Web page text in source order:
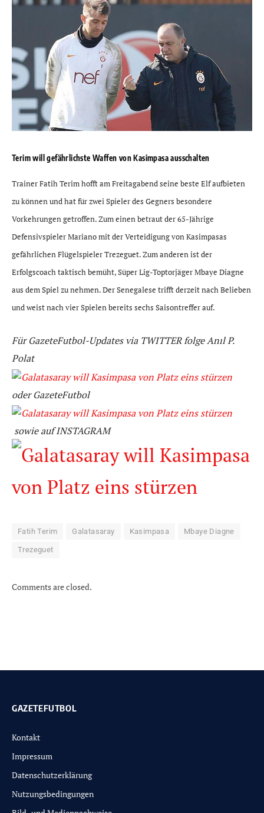
Terim will gefährlichste Waffen von Kasimpasa ausschalten
Trainer Fatih Terim hofft am Freitagabend seine beste Elf aufbieten
zu können und hat für zwei Spieler des Gegners besondere
Vorkehrungen getroffen. Zum einen betraut der 65-Jährige
Defensivspieler Mariano mit der Verteidigung von Kasimpasas
gefährlichen Flügelspieler Trezeguet. Zum anderen ist der
Erfolgscoach taktisch bemüht, Süper Lig-Toptorjäger Mbaye Diagne
aus dem Spiel zu nehmen. Der Senegalese trifft derzeit nach Belieben
und weist nach vier Spielen bereits sechs Saisontreffer auf.
Für GazeteFutbol-Updates via TWITTER folge Anıl P.
Polat
oder GazeteFutbol
sowieaufINSTAGRAM
Fatih Terim Galatasaray Kasimpasa Mbaye Diagne
Trezeguet
Comments are closed.
GAZETEFUTBOL
Kontakt
Impressum
Datenschutzerklärung
Nutzungsbedingungen